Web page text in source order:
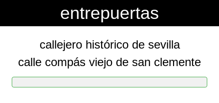
entrepuertas
callejero histórico de sevilla
calle compás viejo de san clemente